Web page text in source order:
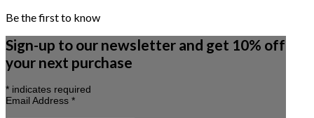
Be the first to know
Sign-up to our newsletter and get 10% off
your next purchase
* indicates required
Email Address *